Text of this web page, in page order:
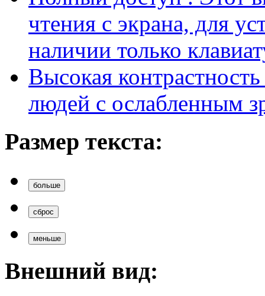
чтения с экрана, для
наличии только
Высокая
людей с ослабленным
Размер текста:
больше
сброс
меньше
Внешний вид: